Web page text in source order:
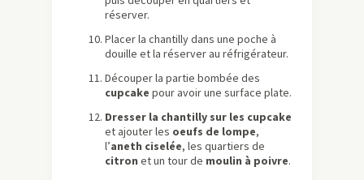
réserver.
Placer la chantilly dans une poche à
douille et la réserver au réfrigérateur.
Découper la partie bombée des
cupcake pour avoir une surface plate.
Dresser la chantilly sur les cupcake
et ajouter les oeufs de lompe,
l’aneth ciselée, les quartiers de
citron et un tour de moulin à poivre.